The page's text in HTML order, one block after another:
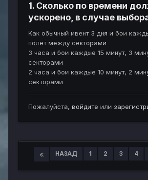
1. Сколько по времени
ускорено, в случае
Как обычный ивент 3 дня и бои
полет между секторами
3 часа и бои каждые 15 минут, 3
секторами
2 часа и бои каждые 10 минут, 2
секторами
Пожалуйста, войдите или
НАЗАД 1 2 3 4